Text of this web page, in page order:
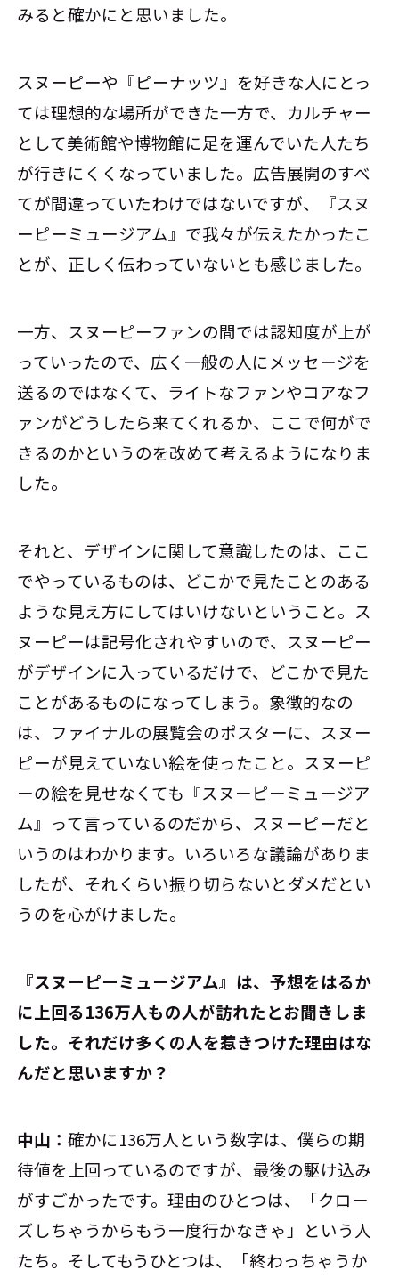
みると確かにと思いました。
スヌーピーや『ピーナッツ』を好きな人にとっ
ては理想的な場所ができた一方で、カルチャー
として美術館や博物館に足を運んでいた人たち
が行きにくくなっていました。広告展開のすべ
てが間違っていたわけではないですが、『スヌ
ーピーミュージアム』で我々が伝えたかったこ
とが、正しく伝わっていないとも感じました。
一方、スヌーピーファンの間では認知度が上が
っていったので、広く一般の人にメッセージを
送るのではなくて、ライトなファンやコアなフ
ァンがどうしたら来てくれるか、ここで何がで
きるのかというのを改めて考えるようになりま
した。
それと、デザインに関して意識したのは、ここ
でやっているものは、どこかで見たことのある
ような見え方にしてはいけないということ。ス
ヌーピーは記号化されやすいので、スヌーピー
がデザインに入っているだけで、どこかで見た
ことがあるものになってしまう。象徴的なの
は、ファイナルの展覧会のポスターに、スヌー
ピーが見えていない絵を使ったこと。スヌーピ
ーの絵を見せなくても『スヌーピーミュージア
ム』って言っているのだから、スヌーピーだと
いうのはわかります。いろいろな議論がありま
したが、それくらい振り切らないとダメだとい
うのを心がけました。
――『スヌーピーミュージアム』は、予想をはるか
に上回る136万人もの人が訪れたとお聞きしま
した。それだけ多くの人を惹きつけた理由はな
んだと思いますか？
中山：確かに136万人という数字は、僕らの期
待値を上回っているのですが、最後の駆け込み
がすごかったです。理由のひとつは、「クロー
ズしちゃうからもう一度行かなきゃ」という人
たち。そしてもうひとつは、「終わっちゃうか